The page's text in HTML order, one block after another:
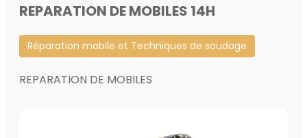
REPARATION DE MOBILES 14H
Réparation mobile et Techniques de soudage
REPARATION DE MOBILES